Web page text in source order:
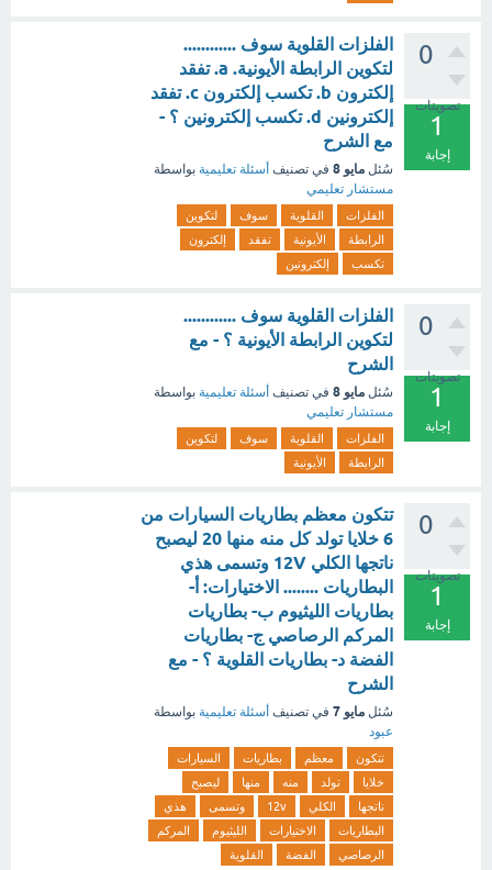
0
تصويتات
1
إجابة
الفلزات القلوية سوف ............
لتكوين الرابطة الأيونية. a. تفقد
إلكترون b. تكسب إلكترون c. تفقد
إلكترونين d. تكسب إلكترونين ؟ -
مع الشرح
سُئل مايو 8 في تصنيف أسئلة تعليمية بواسطة
مستشار تعليمي
الفلزات القلوية سوف
لتكوين
الرابطة
الأيونية تفقد
إلكترون
تكسب
إلكترونين
0
تصويتات
1
إجابة
الفلزات القلوية سوف ............
لتكوين الرابطة الأيونية ؟ - مع
الشرح
سُئل مايو 8 في تصنيف أسئلة تعليمية بواسطة
مستشار تعليمي
الفلزات القلوية سوف
لتكوين
الرابطة
الأيونية
0
تصويتات
1
إجابة
تتكون معظم بطاريات السيارات من
6 خلايا تولد كل منه منها 20 ليصبح
ناتجها الكلي 12V وتسمى هذي
البطاريات ........ الاختيارات: أ-
بطاريات الليثيوم ب- بطاريات
المركم الرصاصي ج- بطاريات
الفضة د- بطاريات القلوية ؟ - مع
الشرح
سُئل مايو 7 في تصنيف أسئلة تعليمية بواسطة
عبود
تتكون معظم بطاريات
السيارات
خلايا
تولد منه منها
ليصبح
ناتجها
الكلي 12v وتسمى
هذي
البطاريات
الاختيارات الليثيوم
المركم
الرصاصي
الفضة القلوية